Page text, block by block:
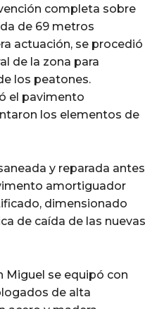
completa sobre
de 69 metros
actuación, se procedió
de la zona para
los peatones.
el pavimento
los elementos de
y reparada antes
amortiguador
dimensionado
de caída de las nuevas
Miguel se equipó con
de alta